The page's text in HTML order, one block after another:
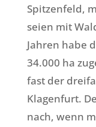
Spitzenfeld,
seien mit
Jahren habe
34.000 ha
fast der
Klagenfurt.
nach, wenn